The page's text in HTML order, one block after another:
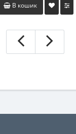
В кошик